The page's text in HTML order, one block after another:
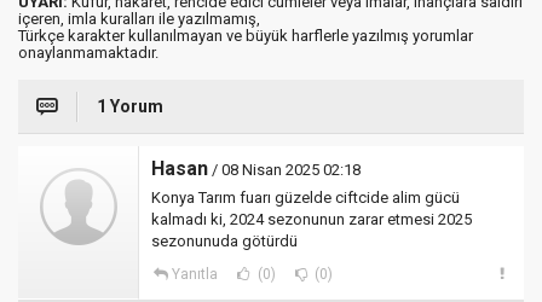
içeren, imla kuralları ile yazılmamış,
Türkçe karakter kullanılmayan ve büyük harflerle yazılmış yorumlar
onaylanmamaktadır.
1 Yorum
Hasan / 08 Nisan 2025 02:18
Konya Tarım fuarı güzelde ciftcide alim gücü
kalmadı ki, 2024 sezonunun zarar etmesi 2025
sezonunuda götürdü
Yanıtla (0) (0)